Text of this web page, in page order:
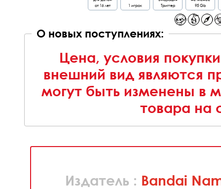
от 16 лет
1 игрок
Триггер
95 Gb
О новых поступлениях:
Цена, условия
внешний вид являются
могут быть изменены в
товара на
Издатель : Bandai